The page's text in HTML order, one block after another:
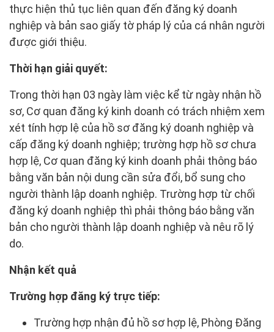
thực hiện thủ tục liên quan đến đăng ký doanh
nghiệp và bản sao giấy tờ pháp lý của cá nhân người
được giới thiệu.
Thời hạn giải quyết:
Trong thời hạn 03 ngày làm việc kể từ ngày nhận hồ
sơ, Cơ quan đăng ký kinh doanh có trách nhiệm xem
xét tính hợp lệ của hồ sơ đăng ký doanh nghiệp và
cấp đăng ký doanh nghiệp; trường hợp hồ sơ chưa
hợp lệ, Cơ quan đăng ký kinh doanh phải thông báo
bằng văn bản nội dung cần sửa đổi, bổ sung cho
người thành lập doanh nghiệp. Trường hợp từ chối
đăng ký doanh nghiệp thì phải thông báo bằng văn
bản cho người thành lập doanh nghiệp và nêu rõ lý
do.
Nhận kết quả
Trường hợp đăng ký trực tiếp:
Trường hợp nhận đủ hồ sơ hợp lệ, Phòng Đăng